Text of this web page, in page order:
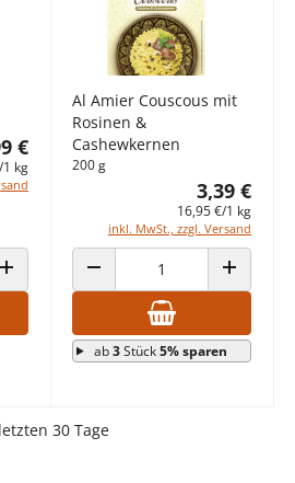
€
kg
ANZAHL ERHÖHEN
Al Amier Couscous mit
Rosinen &
Cashewkernen
200 g
3,39 €
16,95 €/1 kg
inkl. MwSt., zzgl. Versand
ANZAHL VERRINGERN ANZAHL
ab3Stück5% sparen
30 Tage